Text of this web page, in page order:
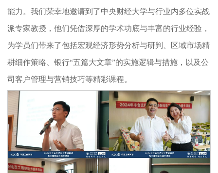
能力。我们荣幸地邀请到了中央财经大学与行业内多位实战
派专家教授，他们凭借深厚的学术功底与丰富的行业经验，
为学员们带来了包括宏观经济形势分析与研判、区域市场精
耕细作策略、银行“五篇大文章”的实施逻辑与措施，以及公
司客户管理与营销技巧等精彩课程。